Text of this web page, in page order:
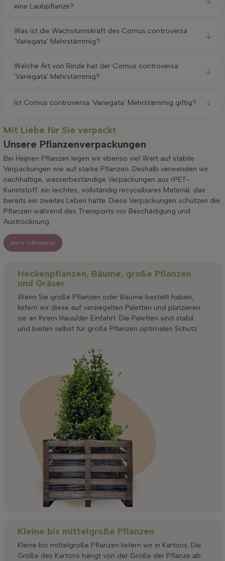
eine Laubpflanze?
Was ist die Wachstumskraft des Cornus controversa
'Variegata' Mehrstämmig?
Welche Art von Rinde hat der Cornus controversa
'Variegata' Mehrstämmig?
Ist Cornus controversa 'Variegata' Mehrstämmig giftig?
Mit Liebe für Sie verpackt
Unsere Pflanzenverpackungen
Bei Heijnen Pflanzen legen wir ebenso viel Wert auf stabile
Verpackungen wie auf starke Pflanzen. Deshalb verwenden wir
nachhaltige, wasserbeständige Verpackungen aus rPET-
Kunststoff: ein leichtes, vollständig recycelbares Material, das
bereits ein zweites Leben hatte. Diese Verpackungen schützen die
Pflanzen während des Transports vor Beschädigung und
Austrocknung.
Mehr information
Heckenpflanzen, Bäume, große Pflanzen
und Gräser
Wenn Sie große Pflanzen oder Bäume bestellt haben,
liefern wir diese auf versiegelten Paletten und platzieren
sie an Ihrem Haus/der Einfahrt. Die Paletten sind stabil
und bieten selbst für große Pflanzen optimalen Schutz.
Kleine bis mittelgroße Pflanzen
Kleine bis mittelgroße Pflanzen liefern wir in Kartons. Die
Größe des Kartons hängt von der Größe der Pflanze ab.